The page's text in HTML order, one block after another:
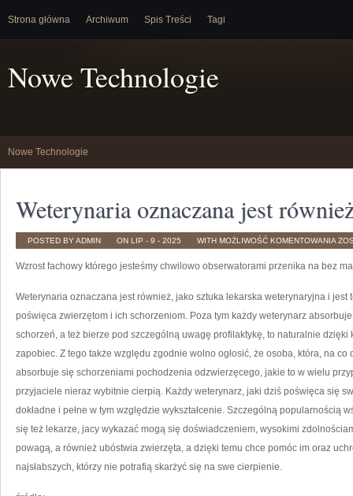
Strona główna Archiwum Spis Treści Tagi
Nowe Technologie
Nowe Technologie
Weterynaria oznaczana jest
POSTED BY ADMIN ON LIP - 9 - 2025 WITH MOŻLIWOŚĆ KOMENTOWANIA
Wzrost fachowy którego jesteśmy chwilowo obserwatorami przenika na bez
Weterynaria oznaczana jest również, jako sztuka lekarska weterynaryjna i
poświęca zwierzętom i ich schorzeniom. Poza tym każdy weterynarz
schorzeń, a też bierze pod szczególną uwagę profilaktykę, to naturalnie
zapobiec. Z tego także względu zgodnie wolno ogłosić, że osoba, która, na co
absorbuje się schorzeniami pochodzenia odzwierzęcego, jakie to w wielu
przyjaciele nieraz wybitnie cierpią. Każdy weterynarz, jaki dziś poświęca się
dokładne i pełne w tym względzie wykształcenie. Szczególną popularnością
się też lekarze, jacy wykazać mogą się doświadczeniem, wysokimi
powagą, a również ubóstwia zwierzęta, a dzięki temu chce pomóc im oraz
najsłabszych, którzy nie potrafią skarżyć się na swe cierpienie.